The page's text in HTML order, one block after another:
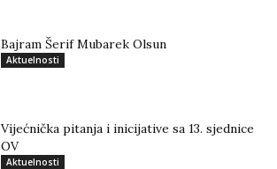
Bajram Šerif Mubarek Olsun
Aktuelnosti
Vijećnička pitanja i inicijative sa 13. sjednice
OV
Aktuelnosti